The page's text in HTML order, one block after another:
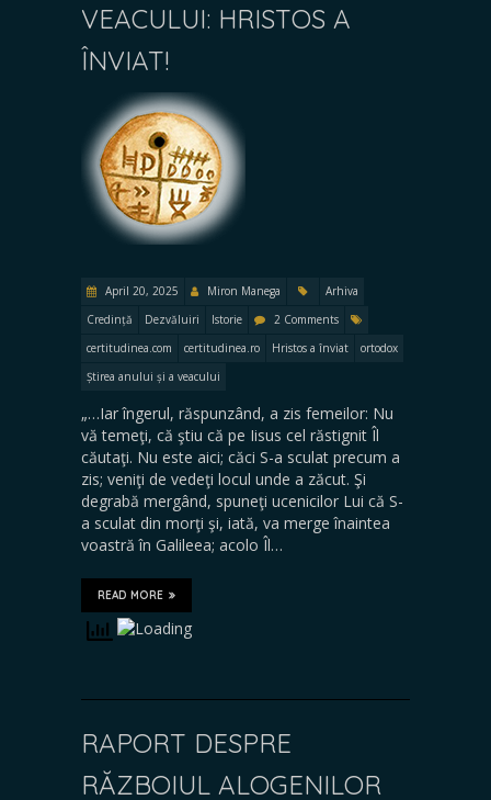
VEACULUI: HRISTOS A
ÎNVIAT!
April 20, 2025 Miron Manega
Arhiva
Credință
Dezvăluiri Istorie
2 Comments
certitudinea.com
certitudinea.ro Hristos a înviat
ortodox
Știrea anului și a veacului
„…Iar îngerul, răspunzând, a zis femeilor: Nu
vă temeţi, că ştiu că pe Iisus cel răstignit Îl
căutaţi. Nu este aici; căci S-a sculat precum a
zis; veniţi de vedeţi locul unde a zăcut. Şi
degrabă mergând, spuneţi ucenicilor Lui că S-
a sculat din morţi şi, iată, va merge înaintea
voastră în Galileea; acolo Îl…
READ MORE
RAPORT DESPRE
RĂZBOIUL ALOGENILOR